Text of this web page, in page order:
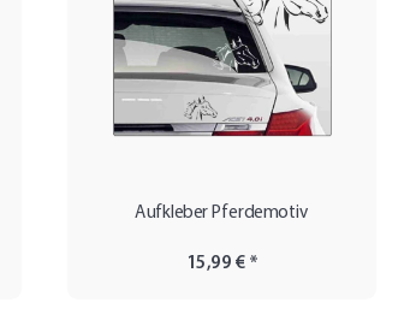
Aufkleber Pferdemotiv
15,99 € *